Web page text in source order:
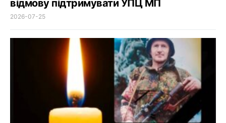
відмову підтримувати УПЦ МП
2026-07-25